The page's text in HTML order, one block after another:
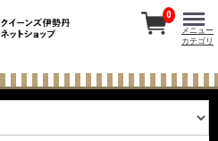
0
メニュー
カテゴリ